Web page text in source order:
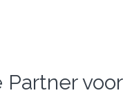
voor